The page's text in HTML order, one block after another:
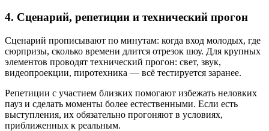
4. Сценарий, репетиции и технический прогон
Сценарий прописывают по минутам: когда вход молодых, где
сюрпризы, сколько времени длится отрезок шоу. Для крупных
элементов проводят технический прогон: свет, звук,
видеопроекции, пиротехника — всё тестируется заранее.
Репетиции с участием близких помогают избежать неловких
пауз и сделать моменты более естественными. Если есть
выступления, их обязательно прогоняют в условиях,
приближенных к реальным.